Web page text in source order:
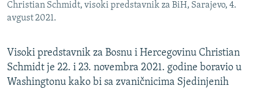
POPLAVE I KLIZIŠTA U BIH 2024.
POST SCRIPTUM
MOJA EVROPA
Christian Schmidt, visoki predstavnik za BiH, Sarajevo, 4.
avgust 2021.
Visoki predstavnik za Bosnu i Hercegovinu Christian
Schmidt je 22. i 23. novembra 2021. godine boravio u
Washingtonu kako bi sa zvaničnicima Sjedinjenih